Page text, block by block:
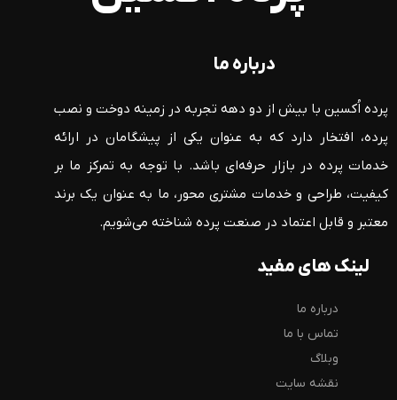
درباره ما
پرده اُکسین با بیش از دو دهه تجربه در زمینه دوخت و نصب
پرده، افتخار دارد که به عنوان یکی از پیشگامان در ارائه
خدمات پرده در بازار حرفه‌ای باشد. با توجه به تمرکز ما بر
کیفیت، طراحی و خدمات مشتری محور، ما به عنوان یک برند
معتبر و قابل اعتماد در صنعت پرده شناخته می‌شویم.
لینک های مفید
درباره ما
تماس با ما
وبلاگ
نقشه سایت